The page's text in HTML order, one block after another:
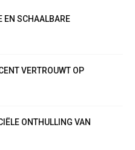
EN SCHAALBARE
VERTROUWT OP
ONTHULLING VAN